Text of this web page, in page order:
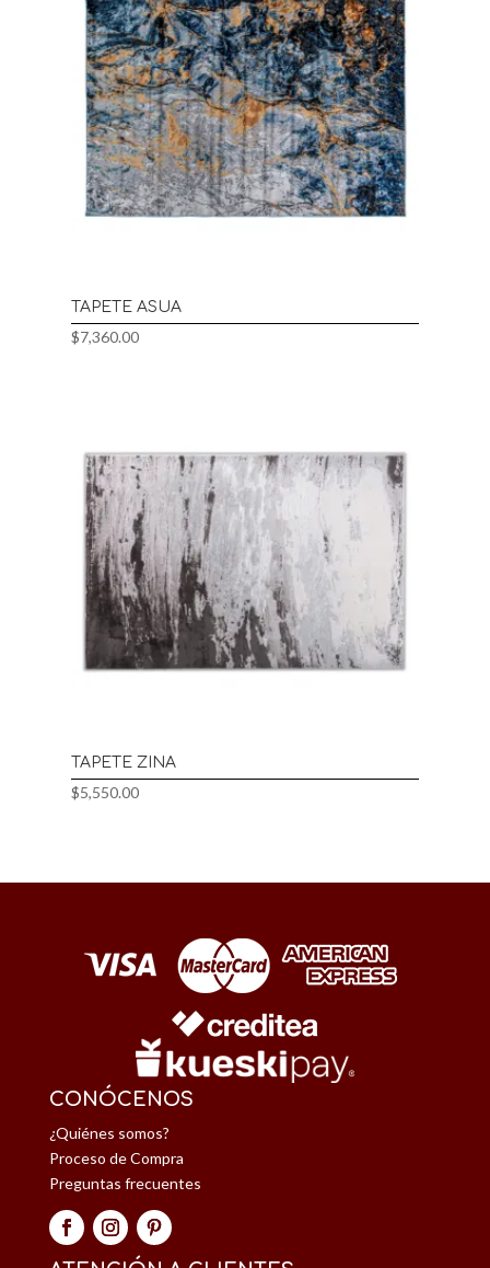
TAPETE ASUA
$7,360.00
TAPETE ZINA
$5,550.00
CONÓCENOS
¿Quiénes somos?
Proceso de Compra
Preguntas frecuentes